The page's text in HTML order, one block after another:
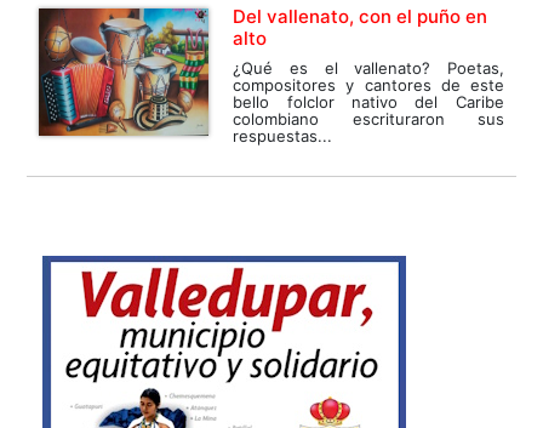
Del vallenato, con el puño en
alto
¿Qué es el vallenato? Poetas,
compositores y cantores de este
bello folclor nativo del Caribe
colombiano escrituraron sus
respuestas...